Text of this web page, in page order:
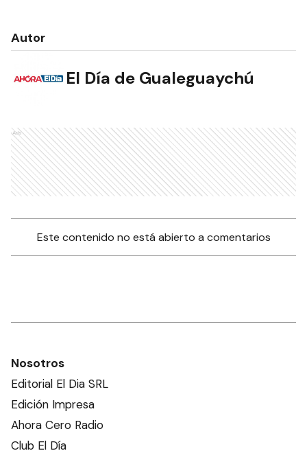
Autor
El Día de Gualeguaychú
Ads
Este contenido no está abierto a comentarios
Nosotros
Editorial El Dia SRL
Edición Impresa
Ahora Cero Radio
Club El Día